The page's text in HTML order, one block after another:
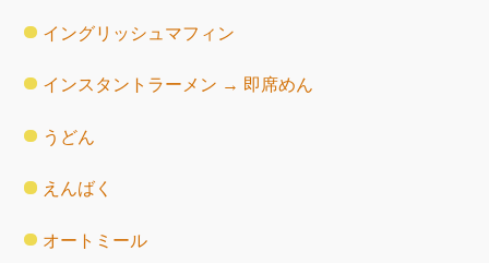
イングリッシュマフィン
インスタントラーメン → 即席めん
うどん
えんばく
オートミール